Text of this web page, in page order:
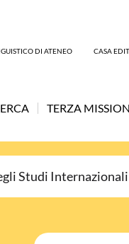
DI ATENEO CASA
TERZA
Studi